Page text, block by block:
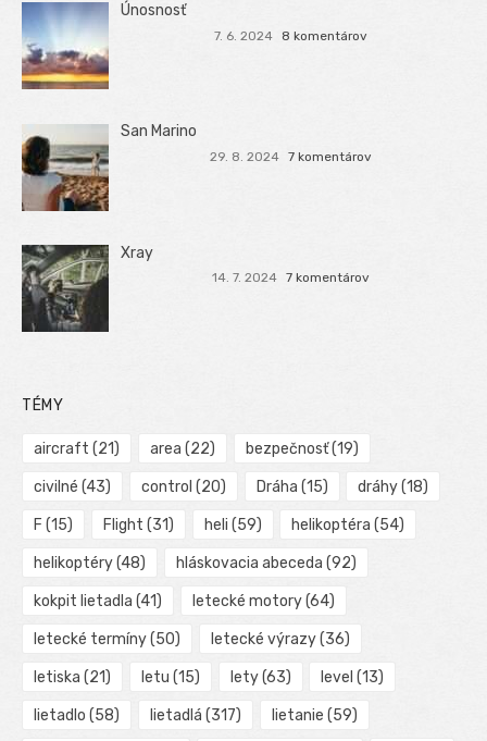
Únosnosť
7. 6. 2024 8 komentárov
San Marino
29. 8. 2024 7 komentárov
Xray
14. 7. 2024 7 komentárov
TÉMY
aircraft (21) area (22) bezpečnosť(19)
civilné (43) control (20) Dráha (15) dráhy(18)
F (15) Flight (31) heli (59) helikoptéra (54)
helikoptéry(48) hláskovacia abeceda (92)
kokpit lietadla (41) letecké motory(64)
letecké termíny(50) letecké výrazy(36)
letiska (21) letu (15) lety(63) level (13)
lietadlo (58) lietadlá (317) lietanie (59)